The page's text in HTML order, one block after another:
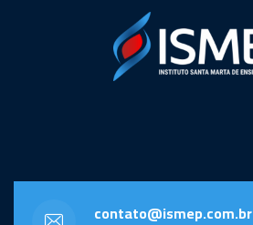
contato@ismep.com.br